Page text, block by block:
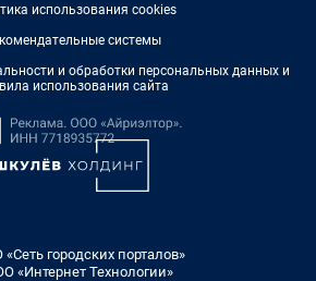
использования cookies
системы
и обработки персональных данных и
использования сайта
городских порталов»
«Интернет Технологии»